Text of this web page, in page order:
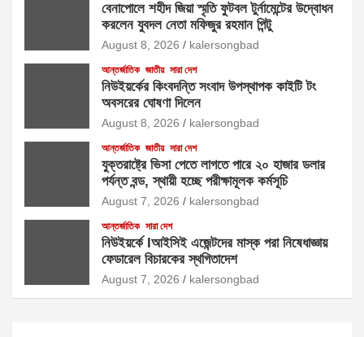
বেনাপোলে শহীদ জিয়া স্মৃতি ফুটবল টুর্নামেন্টের উদ্বোধন
করলেন যুবদল নেতা মফিজুর রহমান পিন্টু
August 8, 2026 kalersongbad
আন্তর্জাতিক জাতীয় সারা দেশ
নিউইয়র্কের কিংবদন্তি সংবাদ উপস্থাপক কাইটি টং
অবসরের ঘোষণা দিলেন
August 8, 2026 kalersongbad
আন্তর্জাতিক জাতীয় সারা দেশ
যুক্তরাষ্ট্রে ভিসা পেতে লাগতে পারে ২০ হাজার ডলার
পর্যন্ত বন্ড, স্থায়ী হচ্ছে পরীক্ষামূলক কর্মসূচি
August 7, 2026 kalersongbad
আন্তর্জাতিক সারা দেশ
নিউইয়র্কে Iআইসিই এজেন্টদের মাস্ক পরা নিষেধাজ্ঞায়
ফেডারেল বিচারকের স্থগিতাদেশ
August 7, 2026 kalersongbad